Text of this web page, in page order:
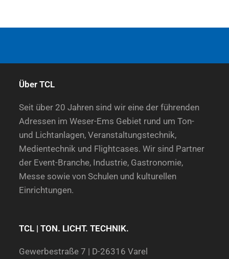
Über TCL
Seit über 20 Jahren sind wir eine der führenden
Adressen im Weser-Ems Gebiet rund um Ton-
und Lichtanlagen, Veranstaltungstechnik,
Medientechnik und Flightcases. Wir sind Partner
der Event-Branche, Industrie, Gastronomie,
Messe sowie von Schulen und kulturellen
Einrichtungen.
TCL | TON. LICHT. TECHNIK.
Gewerbestraße 7 | D-26316 Varel